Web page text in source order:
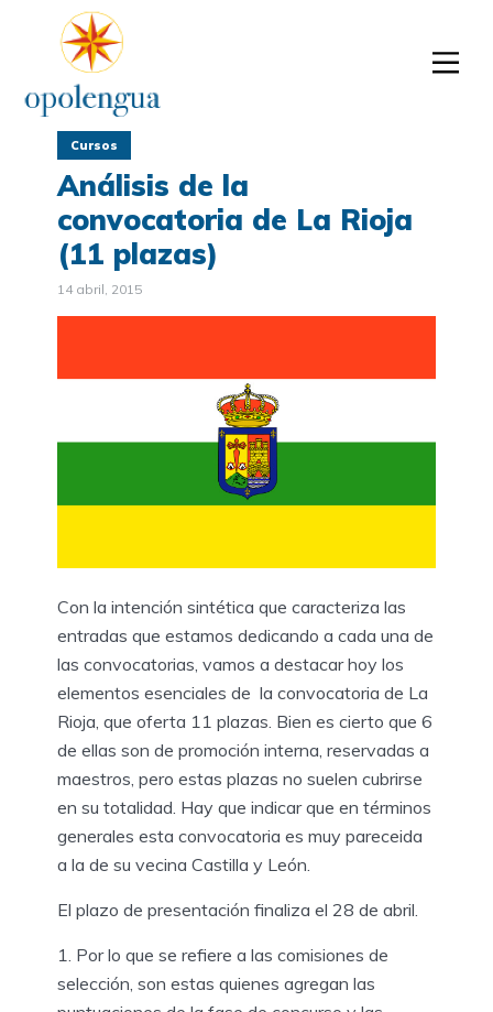
Cursos
Análisis de la
convocatoria de La Rioja
(11 plazas)
14 abril, 2015
Con la intención sintética que caracteriza las
entradas que estamos dedicando a cada una de
las convocatorias, vamos a destacar hoy los
elementos esenciales de la convocatoria de La
Rioja, que oferta 11 plazas. Bien es cierto que 6
de ellas son de promoción interna, reservadas a
maestros, pero estas plazas no suelen cubrirse
en su totalidad. Hay que indicar que en términos
generales esta convocatoria es muy pareceida
a la de su vecina Castilla y León.
El plazo de presentación finaliza el 28 de abril.
1. Por lo que se refiere a las comisiones de
selección, son estas quienes agregan las